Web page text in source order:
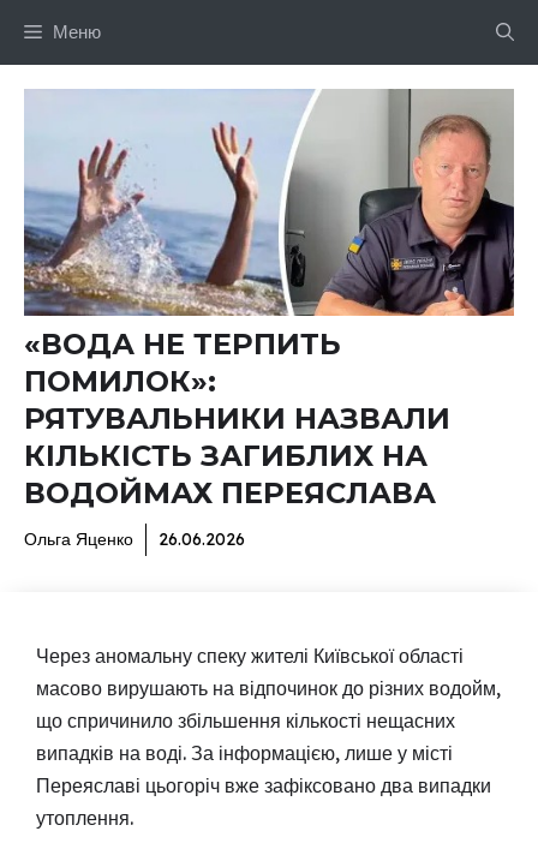
Меню
«ВОДА НЕ ТЕРПИТЬ
ПОМИЛОК»:
РЯТУВАЛЬНИКИ НАЗВАЛИ
КІЛЬКІСТЬ ЗАГИБЛИХ НА
ВОДОЙМАХ ПЕРЕЯСЛАВА
Ольга Яценко 26.06.2026
Через аномальну спеку жителі Київської області
масово вирушають на відпочинок до різних водойм,
що спричинило збільшення кількості нещасних
випадків на воді. За інформацією, лише у місті
Переяславі цьогоріч вже зафіксовано два випадки
утоплення.